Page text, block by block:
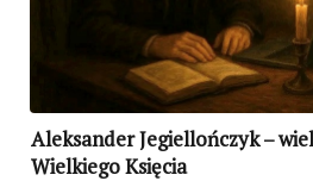
Aleksander Jegiellończyk –
Wielkiego Księcia